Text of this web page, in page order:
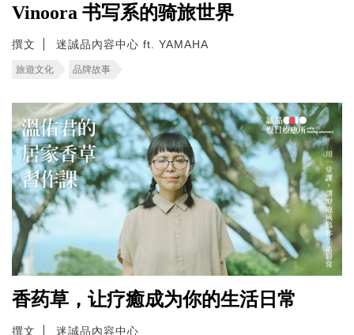
Vinoora 书写系的骑旅世界
撰文 迷誠品內容中心 ft. YAMAHA
旅遊文化 品牌故事
香药草，让疗癒成为你的生活日常
撰文 迷誠品內容中心